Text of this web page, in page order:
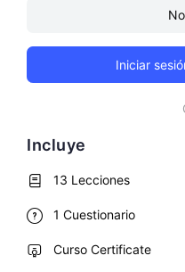
Iniciar
Incluye
13 Lecciones
1 Cuestionario
Curso Certificate